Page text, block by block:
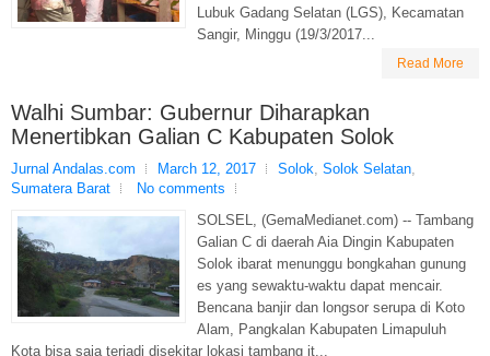
Lubuk Gadang Selatan (LGS), Kecamatan
Sangir, Minggu (19/3/2017...
Read More
Walhi Sumbar: Gubernur Diharapkan
Menertibkan Galian C Kabupaten Solok
Jurnal Andalas.com March 12, 2017 Solok Solok Selatan
Sumatera Barat
No comments
SOLSEL, (GemaMedianet.com) -- Tambang
Galian C di daerah Aia Dingin Kabupaten
Solok ibarat menunggu bongkahan gunung
es yang sewaktu-waktu dapat mencair.
Bencana banjir dan longsor serupa di Koto
Alam, Pangkalan Kabupaten Limapuluh
Kota bisa saja terjadi disekitar lokasi tambang it...